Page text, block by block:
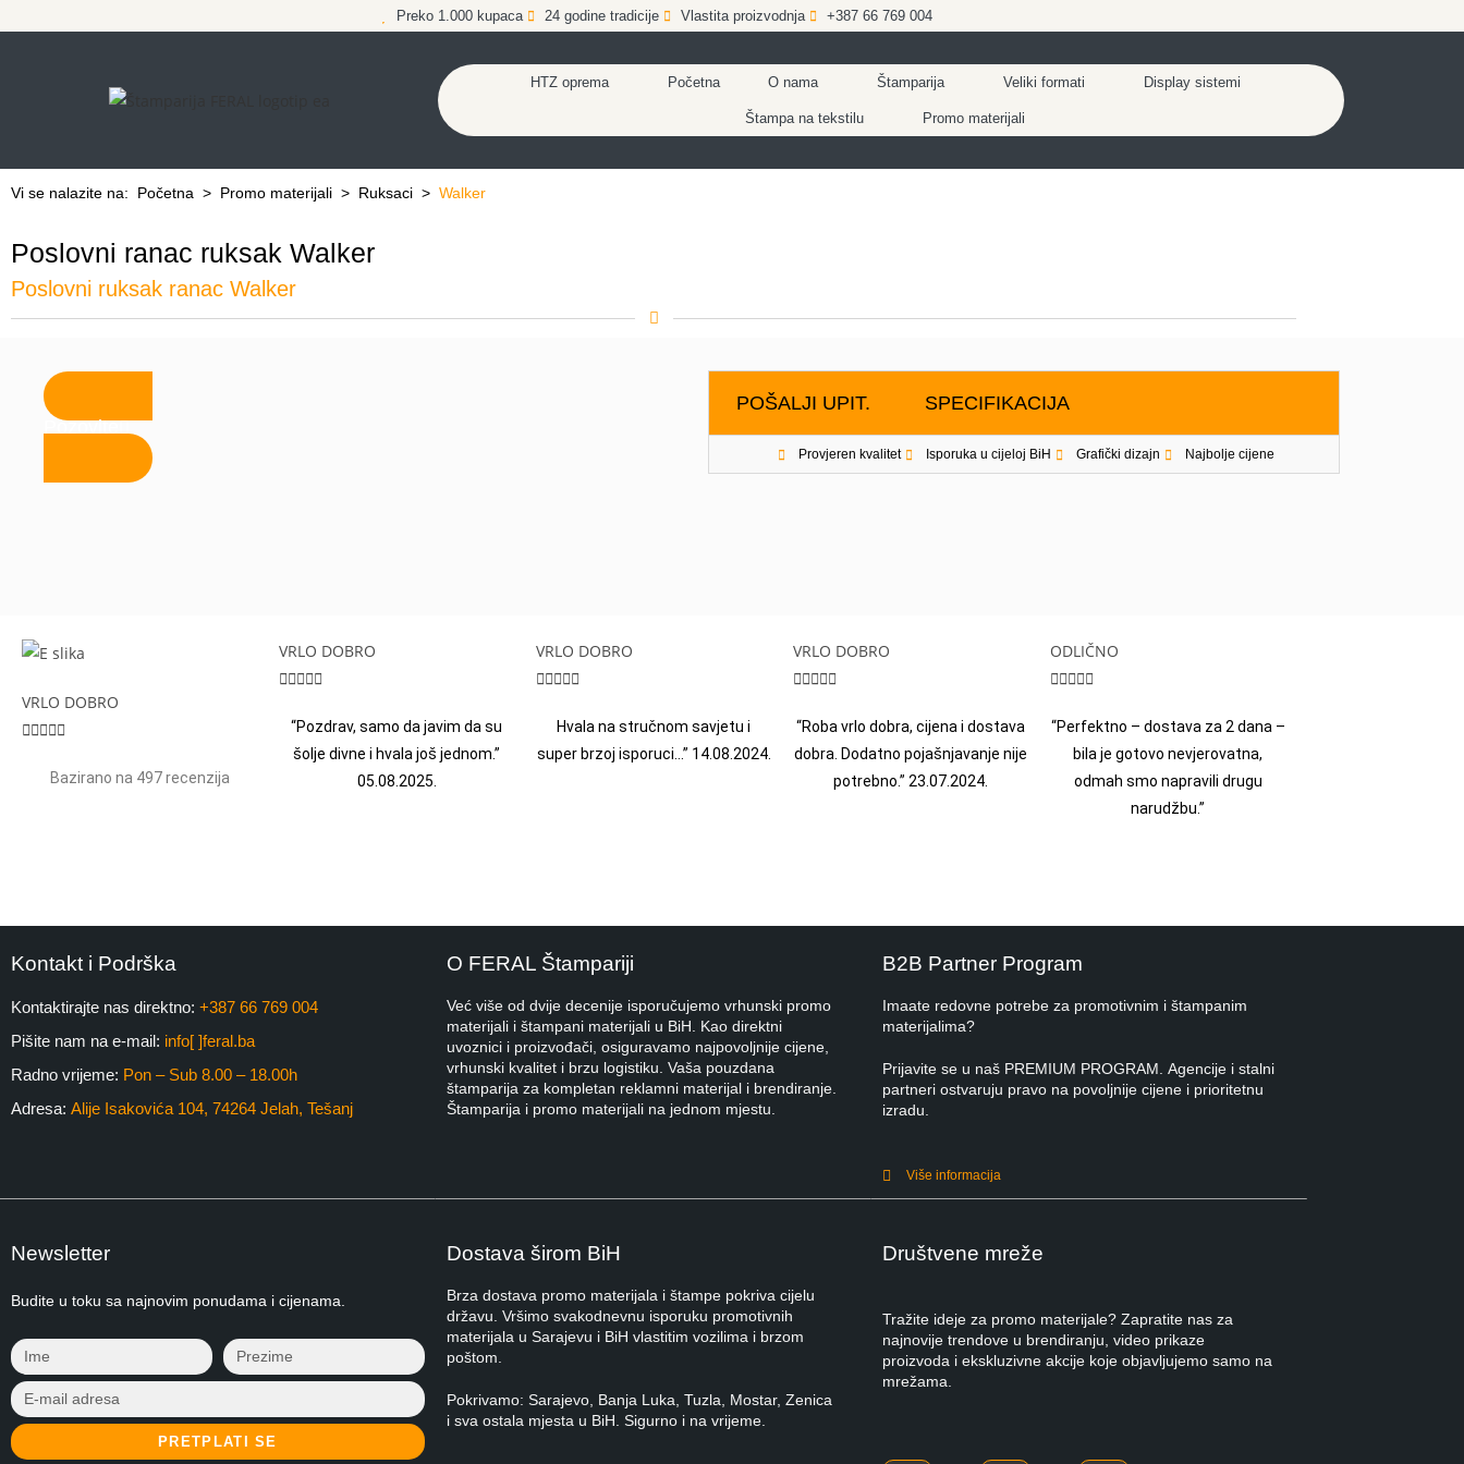
Preko 1.000 kupaca 24 godine tradicije Vlastita proizvodnja +387 66 769 004
HTZ oprema Početna O nama Štamparija Veliki formati Display sistemi
Štampa na tekstilu Promo materijali
Vi se nalazite na: Početna > Promo materijali > Ruksaci > Walker
Poslovni ranac ruksak Walker
Poslovni ruksak ranac Walker
Pozovite
POŠALJI UPIT. SPECIFIKACIJA
Provjeren kvalitet Isporuka u cijeloj BiH Grafički dizajn Najbolje cijene
VRLO DOBRO

Bazirano na 497 recenzija
VRLO DOBRO

“Pozdrav, samo da javim da su
šolje divne i hvala još jednom.”
05.08.2025.
VRLO DOBRO

Hvala na stručnom savjetu i
super brzoj isporuci…” 14.08.2024.
VRLO DOBRO

“Roba vrlo dobra, cijena i dostava
dobra. Dodatno pojašnjavanje nije
potrebno.” 23.07.2024.
ODLIČNO

“Perfektno – dostava za 2 dana –
bila je gotovo nevjerovatna,
odmah smo napravili drugu
narudžbu.”
Kontakt i Podrška
Kontaktirajte nas direktno: +387 66 769 004
Pišite nam na e-mail: info[ ]feral.ba
Radno vrijeme: Pon – Sub 8.00 – 18.00h
Adresa: Alije Isakovića 104, 74264 Jelah, Tešanj
O FERAL Štampariji
Već više od dvije decenije isporučujemo vrhunski promo
materijali i štampani materijali u BiH. Kao direktni
uvoznici i proizvođači, osiguravamo najpovoljnije cijene,
vrhunski kvalitet i brzu logistiku. Vaša pouzdana
štamparija za kompletan reklamni materijal i brendiranje.
Štamparija i promo materijali na jednom mjestu.
B2B Partner Program
Imaate redovne potrebe za promotivnim i štampanim
materijalima?
Prijavite se u naš PREMIUM PROGRAM. Agencije i stalni
partneri ostvaruju pravo na povoljnije cijene i prioritetnu
izradu.
Više informacija
Newsletter
Budite u toku sa najnovim ponudama i cijenama.
PRETPLATI SE
Dostava širom BiH
Brza dostava promo materijala i štampe pokriva cijelu
državu. Vršimo svakodnevnu isporuku promotivnih
materijala u Sarajevu i BiH vlastitim vozilima i brzom
poštom.
Pokrivamo: Sarajevo, Banja Luka, Tuzla, Mostar, Zenica
i sva ostala mjesta u BiH. Sigurno i na vrijeme.
Društvene mreže
Tražite ideje za promo materijale? Zapratite nas za
najnovije trendove u brendiranju, video prikaze
proizvoda i ekskluzivne akcije koje objavljujemo samo na
mrežama.